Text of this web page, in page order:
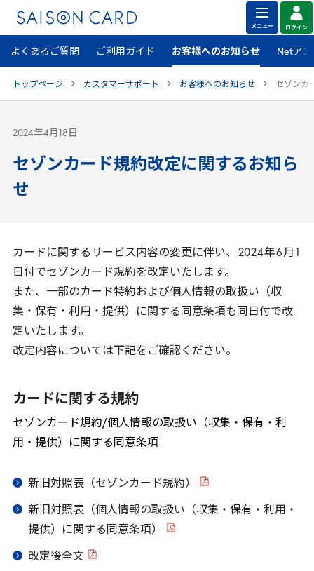
よくあるご質問 ご利用ガイド お客様へのお知らせ Netア
トップページ カスタマーサポート お客様へのお知らせ セゾンカ
2024年4月18日
セゾンカード規約改定に関するお知ら
せ
カードに関するサービス内容の変更に伴い、 2024年6月
日付でセゾンカード規約を改定いたします。
また、一部のカード特約および個人情報の取扱い（収
集・保有・利用・提供）に関する同意条項も同日付で改
定いたします。
改定内容については下記をご確認ください。
カードに関する規約
セゾンカード規約/個人情報の取扱い（収集・保有・利
用・提供）に関する同意条項
新旧対照表（セゾンカード規約）
新旧対照表（個人情報の取扱い（収集・保有・利用・
提供）に関する同意条項）
改定後全文